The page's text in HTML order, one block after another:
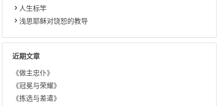
人生标竿
浅思耶稣对饶恕的教导
近期文章
《做主忠仆》
《冠冕与荣耀》
《拣选与差遣》